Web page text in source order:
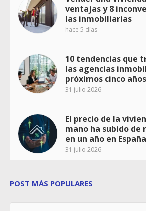
ventajas y 8
las inmobiliarias
hace 5 días
10 tendencias que
las agencias
próximos cinco años
31 julio 2026
El precio de la
mano ha subido de
en un año en España
31 julio 2026
POST MÁS POPULARES